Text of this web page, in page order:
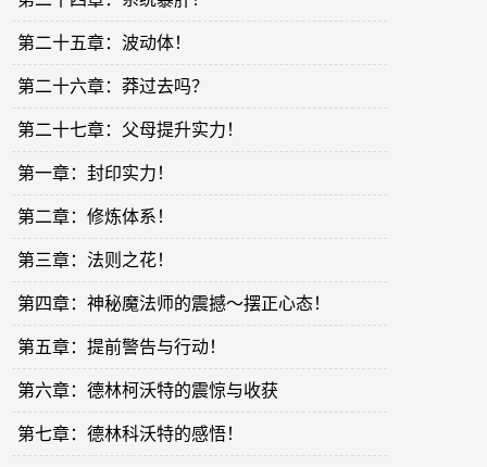
第二十五章：波动体！
第二十六章：莽过去吗？
第二十七章：父母提升实力！
第一章：封印实力！
第二章：修炼体系！
第三章：法则之花！
第四章：神秘魔法师的震撼～摆正心态！
第五章：提前警告与行动！
第六章：德林柯沃特的震惊与收获
第七章：德林科沃特的感悟！